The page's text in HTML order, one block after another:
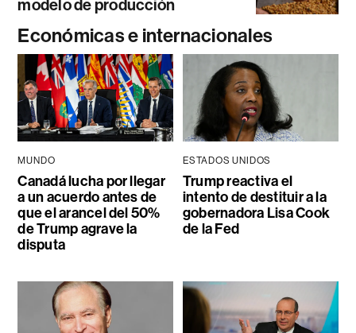
modelo de producción
Económicas e internacionales
MUNDO
Canadá lucha por llegar
a un acuerdo antes de
que el arancel del 50%
de Trump agrave la
disputa
ESTADOS UNIDOS
Trump reactiva el
intento de destituir a la
gobernadora Lisa Cook
de la Fed